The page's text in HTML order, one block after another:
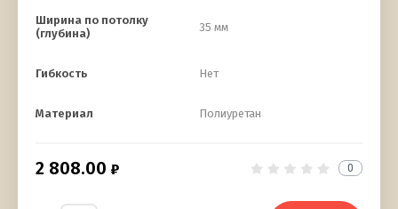
Ширина по потолку
(глубина)
35 мм
Гибкость Нет
Материал Полиуретан
2 808.00 0